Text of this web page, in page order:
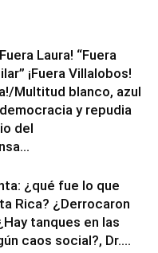
Laura! “Fuera
¡Fuera Villalobos!
Multitud blanco, azul
y repudia
del
¿qué fue lo que
Rica? ¿Derrocaron
tanques en las
caos social?, Dr....